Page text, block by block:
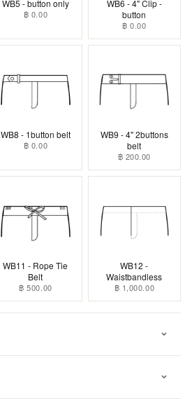
WB5 - button only
฿ 0.00
WB6 - 4" Clip -
button
฿ 0.00
WB8 - 1button belt
฿ 0.00
WB9 - 4" 2buttons
belt
฿ 200.00
WB11 - Rope Tie
Belt
฿ 500.00
WB12 -
Waistbandless
฿ 1,000.00